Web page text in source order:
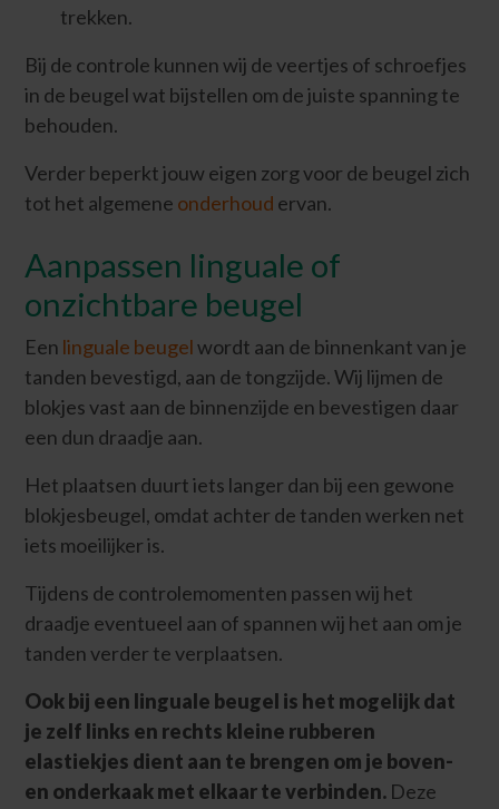
trekken.
Bij de controle kunnen wij de veertjes of schroefjes
in de beugel wat bijstellen om de juiste spanning te
behouden.
Verder beperkt jouw eigen zorg voor de beugel zich
tot het algemene onderhoud ervan.
Aanpassen linguale of
onzichtbare beugel
Een linguale beugelwordt aan de binnenkant van je
tanden bevestigd, aan de tongzijde. Wij lijmen de
blokjes vast aan de binnenzijde en bevestigen daar
een dun draadje aan.
Het plaatsen duurt iets langer dan bij een gewone
blokjesbeugel, omdat achter de tanden werken net
iets moeilijker is.
Tijdens de controlemomenten passen wij het
draadje eventueel aan of spannen wij het aan om je
tanden verder te verplaatsen.
Ook bij een linguale beugel is het mogelijk dat
je zelf links en rechts kleine rubberen
elastiekjes dient aan te brengen om je boven-
en onderkaak met elkaar te verbinden. Deze